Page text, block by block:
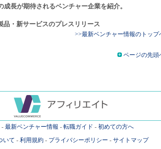
成長が期待されるベンチャー企業を紹介。
品・新サービスのプレスリリース
>>最新ベンチャー情報のトップ
ページの先頭
- 最新ベンチャー情報 - 転職ガイド - 初めての方へ
いて - 利用規約 - プライバシーポリシー - サイトマップ